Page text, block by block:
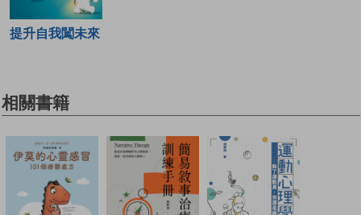
提升自我闖未來
相關書籍